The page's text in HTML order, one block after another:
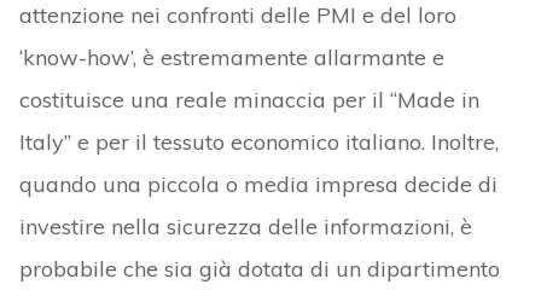
attenzione nei confronti delle PMI e del loro
‘know-how’, è estremamente allarmante e
costituisce una reale minaccia per il “Made in
Italy” e per il tessuto economico italiano. Inoltre,
quando una piccola o media impresa decide di
investire nella sicurezza delle informazioni, è
probabile che sia già dotata di un dipartimento